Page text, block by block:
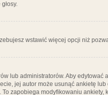
wstawić więcej opcji niż
lub administratorów. Aby
jej autor może usunąć ankietę
zapobiega modyfikowaniu ankiety,